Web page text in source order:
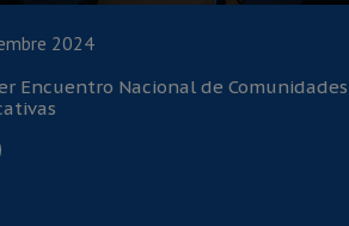
2024
Encuentro Nacional de Comunidades